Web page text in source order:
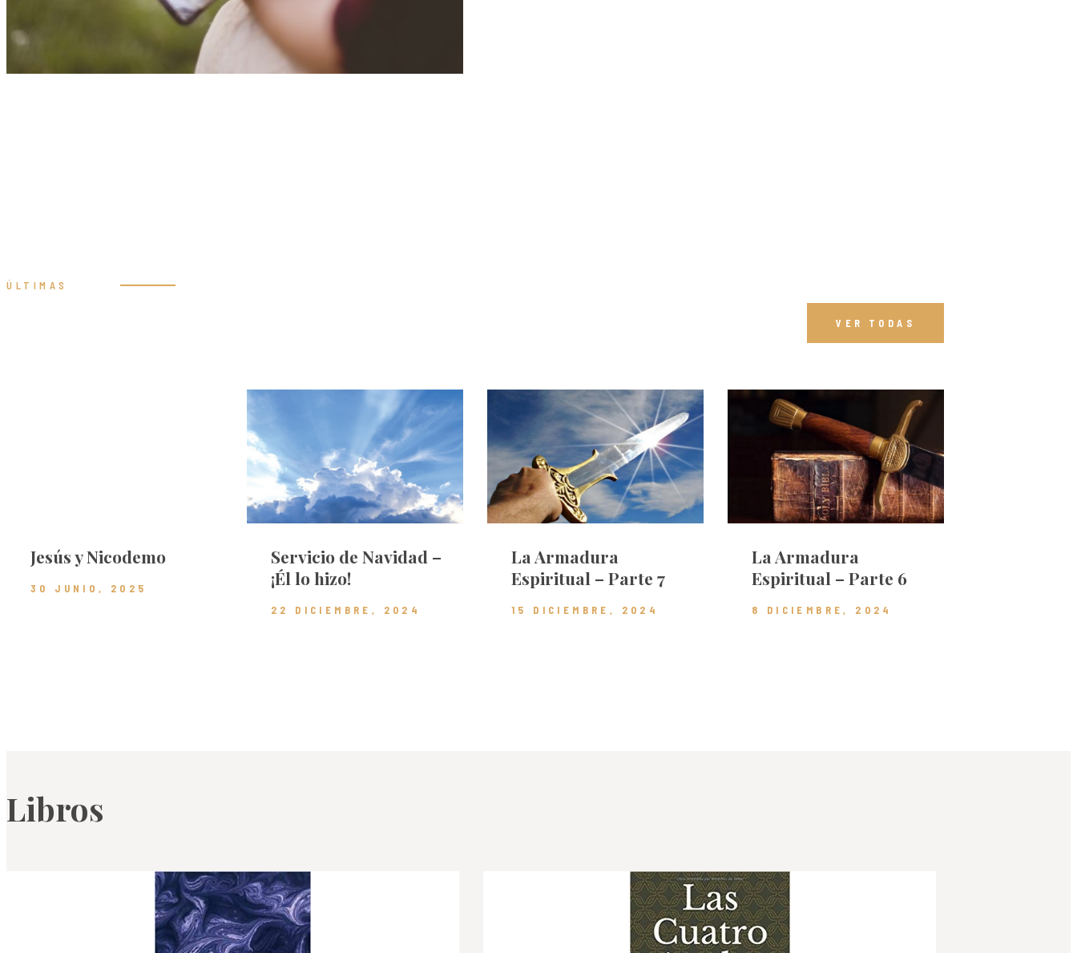
ÚLTIMAS
VER TODAS
Jesús y Nicodemo
30 JUNIO, 2025
Servicio de Navidad –
¡Él lo hizo!
22 DICIEMBRE, 2024
La Armadura
Espiritual – Parte 7
15 DICIEMBRE, 2024
La Armadura
Espiritual – Parte 6
8 DICIEMBRE, 2024
Libros